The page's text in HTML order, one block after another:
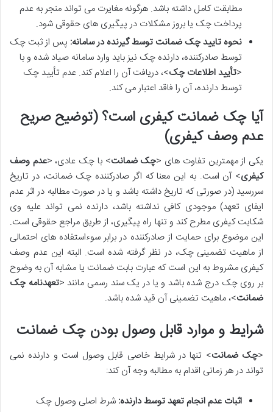
مطابقت کامل داشته باشد. هرگونه مغایرت می تواند منجر به عدم
پرداخت چک یا بروز مشکلات در پیگیری های حقوقی شود.
نحوه تایید چک ضمانت توسط گیرنده در سامانه: پس از ثبت چک
توسط صادرکننده، دارنده چک نیز باید وارد سامانه صیاد شده و با
<تأیید اطلاعات چک>، دریافت آن را اعلام کند. عدم تأیید چک
توسط دارنده، آن را فاقد اعتبار می کند.
آیا چک ضمانت کیفری است؟ (توضیح صریح
عدم وصف کیفری)
یکی از مهمترین تفاوت های <چک ضمانت> با چک عادی، <عدم وصف
کیفری> آن است. به این معنا که اگر صادرکننده چک ضمانت، در تاریخ
سررسید (در صورتی که تاریخ داشته باشد و یا در صورت مطالبه در اثر عدم
ایفای تعهد) موجودی کافی نداشته باشد، دارنده نمی تواند علیه وی
شکایت کیفری مطرح کند و تنها راه پیگیری، از طریق مراجع حقوقی است.
این موضوع برای حمایت از صادرکننده در برابر سوءاستفاده های احتمالی
از ماهیت تضمینی چک، در نظر گرفته شده است. البته این عدم وصف
کیفری مشروط به این است که عبارت بابت ضمانت یا مشابه آن به وضوح
بر روی چک درج شده باشد و یا در یک سند رسمی مانند <تعهدنامه چک
ضمانت>، ماهیت تضمینی آن قید شده باشد.
شرایط و موارد قابل وصول بودن چک ضمانت
<چک ضمانت> تنها در شرایط خاصی قابل وصول است و دارنده نمی
تواند در هر زمانی اقدام به مطالبه وجه آن کند:
اثبات عدم انجام تعهد توسط دارنده: شرط اصلی وصول چک